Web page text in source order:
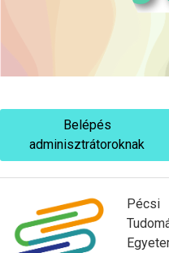
Belépés
adminisztrátoroknak
Pécsi